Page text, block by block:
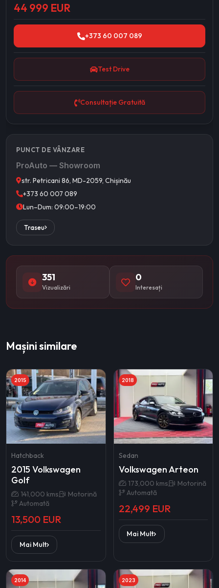
44 999 EUR
+373 60 007 089
Test Drive
Consultație Gratuită
PUNCT DE VÂNZARE
ProAuto — Showroom
str. Petricani 86, MD-2059, Chișinău
+373 60 007 089
Lun–Dum: 09:00–19:00
Traseu
351
Vizualizări
0
Interesați
Mașini similare
2015
Hatchback
2015 Volkswagen
Golf
141,000 kms
Motorină
Automată
13,500 EUR
Mai Mult
2018
Sedan
Volkswagen Arteon
173,000 kms
Motorină
Automată
22,499 EUR
Mai Mult
2014 2023